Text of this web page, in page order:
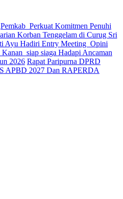
Perkuat Komitmen Penuhi
Korban Tenggelam di Curug Sri
Ayu Hadiri Entry Meeting Opini
Kanan siap siaga Hadapi Ancaman
2026 Rapat Paripurna DPRD
APBD 2027 Dan RAPERDA